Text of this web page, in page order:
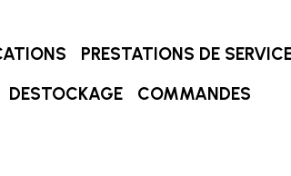
PRESTATIONS DE
DESTOCKAGE COMMANDES